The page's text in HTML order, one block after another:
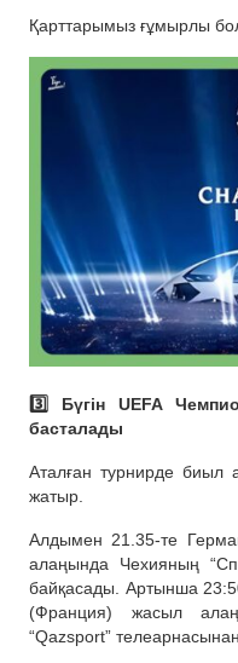
Қарттарымыз ғұмырлы
3️⃣ Бүгін UEFA
басталады
Аталған турнирде биыл
жатыр.
Алдымен 21.35-те
алаңында Чехияның
байқасады. Артынша
(Франция) жасыл
“Qazsport”